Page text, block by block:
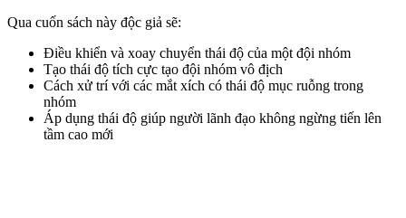
Qua cuốn sách này độc giả sẽ:
Điều khiển và xoay chuyển thái độ của một đội nhóm
Tạo thái độ tích cực tạo đội nhóm vô địch
Cách xử trí với các mắt xích có thái độ mục ruỗng trong
nhóm
Áp dụng thái độ giúp người lãnh đạo không ngừng tiến lên
tầm cao mới